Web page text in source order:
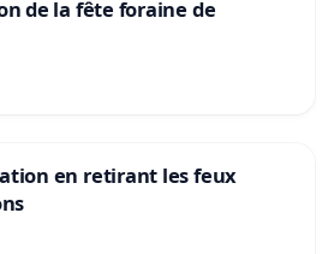
de la fête foraine de
en retirant les feux